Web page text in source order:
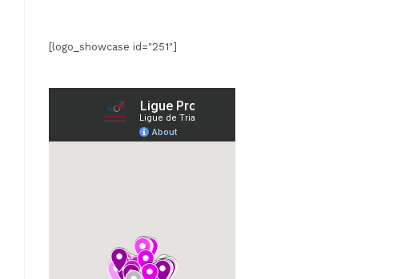
[logo_showcase id="251"]